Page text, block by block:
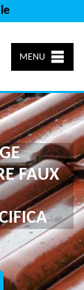
MENU
FAUX